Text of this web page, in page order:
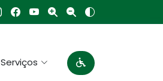
Serviços